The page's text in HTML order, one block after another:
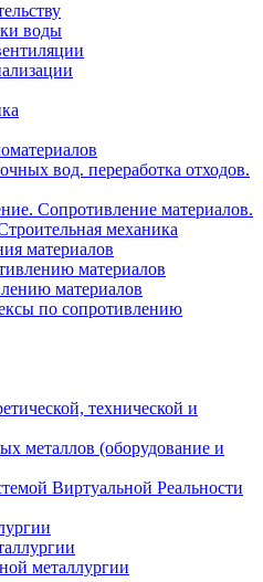
воды
вод. переработка отходов.
Сопротивление материалов.
механика
материалов
материалов
материалов
по сопротивлению
технической и
металлов (оборудование и
Виртуальной Реальности
металлургии